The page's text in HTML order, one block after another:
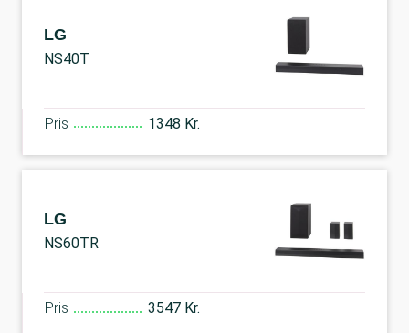
LG
NS40T
Pris 1348 Kr.
LG
NS60TR
Pris 3547 Kr.